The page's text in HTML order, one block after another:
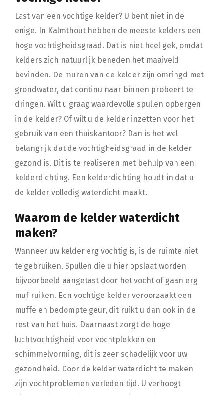
Last van een vochtige kelder? U bent niet in de
enige. In Kalmthout hebben de meeste kelders een
hoge vochtigheidsgraad. Dat is niet heel gek, omdat
kelders zich natuurlijk beneden het maaiveld
bevinden. De muren van de kelder zijn omringd met
grondwater, dat continu naar binnen probeert te
dringen. Wilt u graag waardevolle spullen opbergen
in de kelder? Of wilt u de kelder inzetten voor het
gebruik van een thuiskantoor? Dan is het wel
belangrijk dat de vochtigheidsgraad in de kelder
gezond is. Dit is te realiseren met behulp van een
kelderdichting. Een kelderdichting houdt in dat u
de kelder volledig waterdicht maakt.
Waarom de kelder waterdicht
maken?
Wanneer uw kelder erg vochtig is, is de ruimte niet
te gebruiken. Spullen die u hier opslaat worden
bijvoorbeeld aangetast door het vocht of gaan erg
muf ruiken. Een vochtige kelder veroorzaakt een
muffe en bedompte geur, dit ruikt u dan ook in de
rest van het huis. Daarnaast zorgt de hoge
luchtvochtigheid voor vochtplekken en
schimmelvorming, dit is zeer schadelijk voor uw
gezondheid. Door de kelder waterdicht te maken
zijn vochtproblemen verleden tijd. U verhoogt